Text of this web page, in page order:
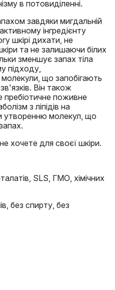
в потовиділенні.
завдяки мигдальній
інгредієнту
шкірі дихати, не
та не залишаючи білих
зменшує запах тіла
підходу,
що запобігають
Він також
пребіотичне поживне
з ліпідів на
утворенню молекул, що
хочете для своєї шкіри.
SLS, ГМО, хімічних
без спирту, без